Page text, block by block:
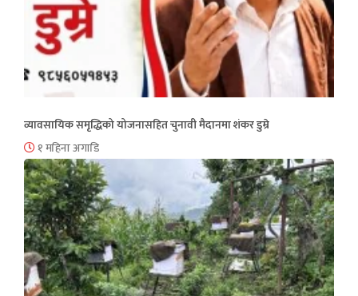
व्यावसायिक समृद्धिको योजनासहित चुनावी मैदानमा शंकर डुम्रे
१ महिना अगाडि